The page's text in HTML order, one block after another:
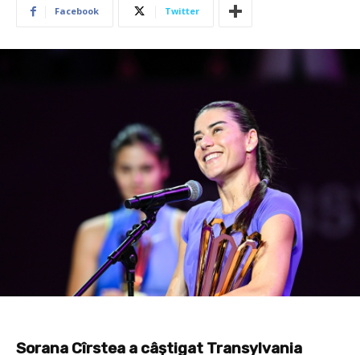
Facebook Twitter
Sorana Cîrstea a câștigat Transylvania